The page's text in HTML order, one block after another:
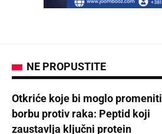
NE PROPUSTITE
Otkriće koje bi moglo promeniti
borbu protiv raka: Peptid koji
zaustavlja ključni protein